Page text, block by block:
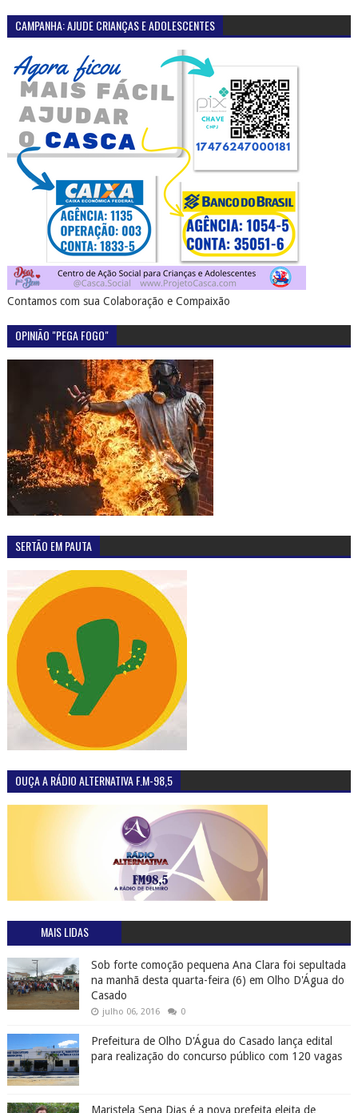
CAMPANHA: AJUDE CRIANÇAS E ADOLESCENTES
Contamos com sua Colaboração e Compaixão
OPINIÃO "PEGA FOGO"
SERTÃO EM PAUTA
OUÇA A RÁDIO ALTERNATIVA F.M-98,5
MAIS LIDAS
Sob forte comoção pequena Ana Clara foi sepultada
na manhã desta quarta-feira (6) em Olho D'Água do
Casado
julho 06, 2016 0
Prefeitura de Olho D'Água do Casado lança edital
para realização do concurso público com 120 vagas
Maristela Sena Dias é a nova prefeita eleita de